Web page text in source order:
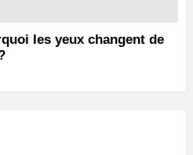
les yeux changent de